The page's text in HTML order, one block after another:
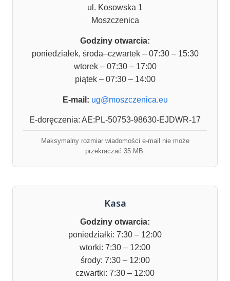
ul. Kosowska 1
Moszczenica
Godziny otwarcia:
poniedziałek, środa–czwartek – 07:30 – 15:30
wtorek – 07:30 – 17:00
piątek – 07:30 – 14:00
E-mail: ug@moszczenica.eu
E-doręczenia: AE:PL-50753-98630-EJDWR-17
Maksymalny rozmiar wiadomości e-mail nie może
przekraczać 35 MB.
Kasa
Godziny otwarcia:
poniedziałki: 7:30 – 12:00
wtorki: 7:30 – 12:00
środy: 7:30 – 12:00
czwartki: 7:30 – 12:00